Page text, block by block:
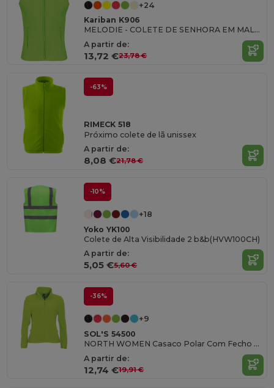
+24
Kariban K906
MELODIE - COLETE DE SENHORA EM MALHA MICROPOLAR
A partir de:
13,72 €23,78 €
-63%
RIMECK 518
Próximo colete de lã unissex
A partir de:
8,08 €21,78 €
-10%
+18
Yoko YK100
Colete de Alta Visibilidade 2 b&b(HVW100CH)
A partir de:
5,05 €5,60 €
-36%
+9
SOL'S 54500
NORTH WOMEN Casaco Polar Com Fecho Para Senhora
A partir de:
12,74 €19,91 €